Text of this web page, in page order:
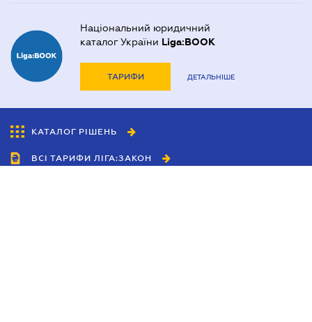
Національний юридичний
каталог України Liga:BOOK
ТАРИФИ ДЕТАЛЬНІШЕ
КАТАЛОГ РІШЕНЬ
ВСІ ТАРИФИ ЛІГА:ЗАКОН